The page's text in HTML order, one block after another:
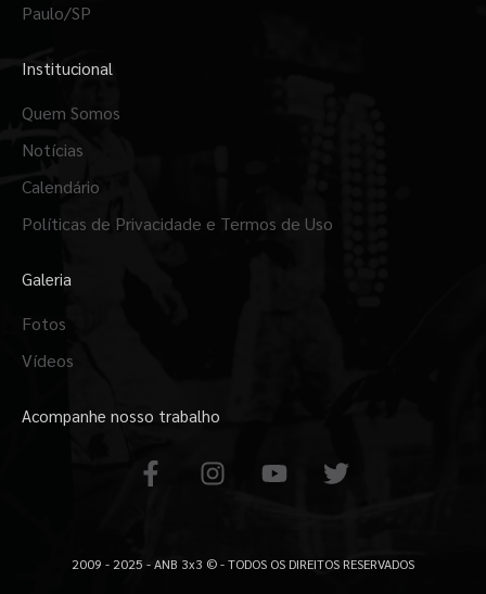
Paulo/SP
Institucional
Quem Somos
Notícias
Calendário
Políticas de Privacidade e Termos de Uso
Galeria
Fotos
Vídeos
Acompanhe nosso trabalho
F
a
b
I
n
a
Y
o
u
T
w
t
2009 - 2025 - ANB 3x3 © - TODOS OS DIREITOS RESERVADOS